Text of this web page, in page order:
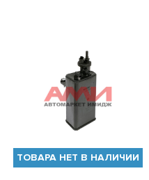
БЫСТРЫЙ ПРОСМОТР
ТОВАРА НЕТ В НАЛИЧИИ